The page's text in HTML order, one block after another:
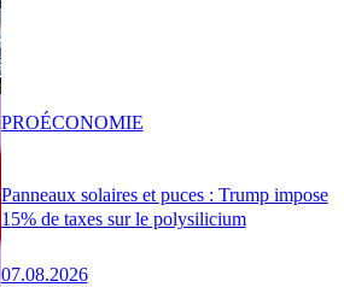
Panneaux solaires et puces : Trump impose
15% de taxes sur le polysilicium
07.08.2026
PROÉCONOMIE